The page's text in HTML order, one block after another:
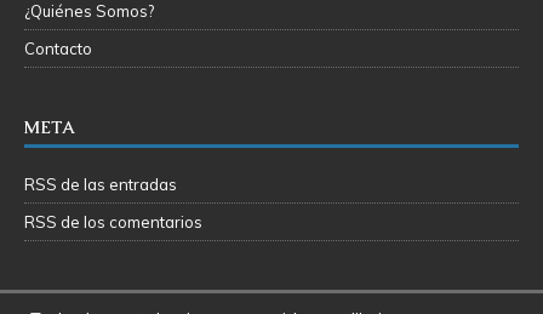
¿Quiénes Somos?
Contacto
META
RSS de las entradas
RSS de los comentarios